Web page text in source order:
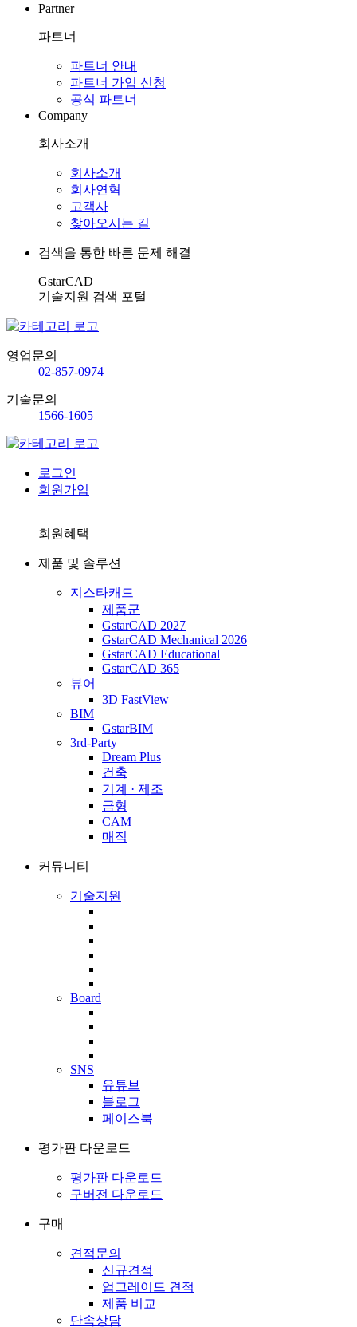
Partner
파트너
파트너 안내
파트너 가입 신청
공식 파트너
Company
회사소개
회사소개
회사연혁
고객사
찾아오시는 길
검색을 통한 빠른 문제 해결
GstarCAD
기술지원 검색 포털
영업문의
02-857-0974
기술문의
1566-1605
로그인
회원가입
회원혜택
제품 및 솔루션
지스타캐드
제품군
GstarCAD 2027
GstarCAD Mechanical 2026
GstarCAD Educational
GstarCAD 365
뷰어
3D FastView
BIM
GstarBIM
3rd-Party
Dream Plus
건축
기계 · 제조
금형
CAM
매직
커뮤니티
기술지원
Board
SNS
유튜브
블로그
페이스북
평가판 다운로드
평가판 다운로드
구버전 다운로드
구매
견적문의
신규견적
업그레이드 견적
제품 비교
단속상담